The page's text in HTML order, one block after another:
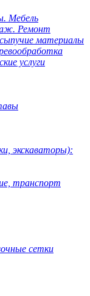
Мебель
Ремонт
материалы
услуги
экскаваторы):
транспорт
сетки